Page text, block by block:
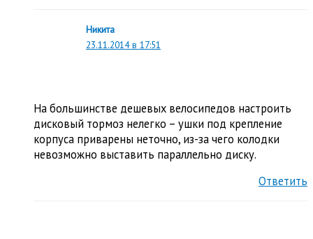
Никита
23.11.2014 в 17:51
На большинстве дешевых велосипедов настроить
дисковый тормоз нелегко – ушки под крепление
корпуса приварены неточно, из-за чего колодки
невозможно выставить параллельно диску.
Ответить